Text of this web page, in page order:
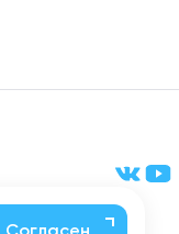
услуг,